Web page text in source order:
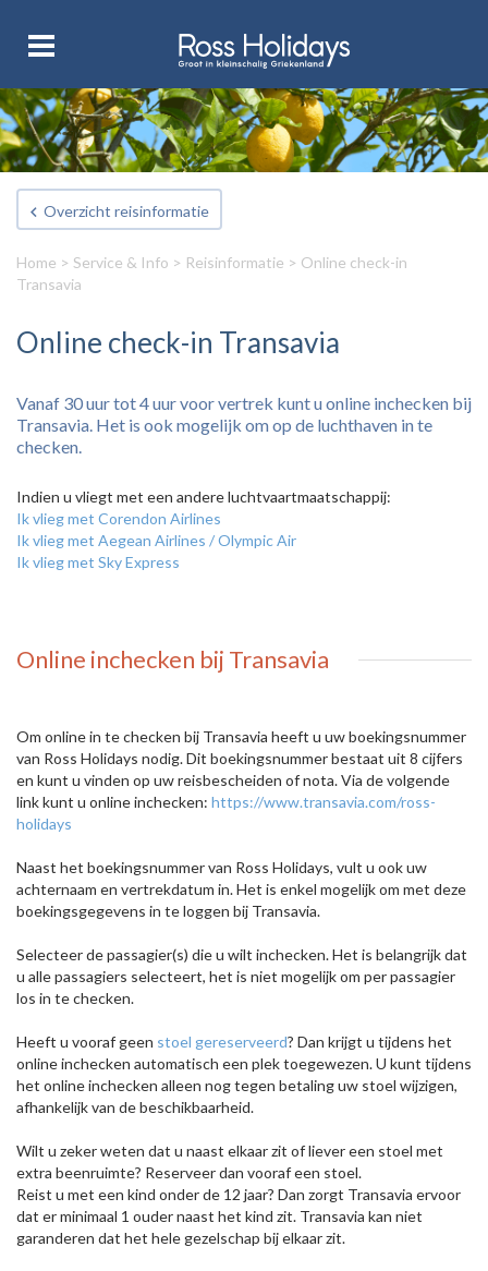
Overzicht reisinformatie
Home > Service & Info > Reisinformatie > Online check-in
Transavia
Online check-in Transavia
Vanaf 30 uur tot 4 uur voor vertrek kunt u online inchecken bij
Transavia. Het is ook mogelijk om op de luchthaven in te
checken.
Indien u vliegt met een andere luchtvaartmaatschappij:
Ik vlieg met Corendon Airlines
Ik vlieg met Aegean Airlines / Olympic Air
Ik vlieg met Sky Express
Online inchecken bij Transavia
Om online in te checken bij Transavia heeft u uw boekingsnummer
van Ross Holidays nodig. Dit boekingsnummer bestaat uit 8 cijfers
en kunt u vinden op uw reisbescheiden of nota. Via de volgende
link kunt u online inchecken: https://www.transavia.com/ross-
holidays
Naast het boekingsnummer van Ross Holidays, vult u ook uw
achternaam en vertrekdatum in. Het is enkel mogelijk om met deze
boekingsgegevens in te loggen bij Transavia.
Selecteer de passagier(s) die u wilt inchecken. Het is belangrijk dat
u alle passagiers selecteert, het is niet mogelijk om per passagier
los in te checken.
Heeft u vooraf geen stoel gereserveerd? Dan krijgt u tijdens het
online inchecken automatisch een plek toegewezen. U kunt tijdens
het online inchecken alleen nog tegen betaling uw stoel wijzigen,
afhankelijk van de beschikbaarheid.
Wilt u zeker weten dat u naast elkaar zit of liever een stoel met
extra beenruimte? Reserveer dan vooraf een stoel.
Reist u met een kind onder de 12 jaar? Dan zorgt Transavia ervoor
dat er minimaal 1 ouder naast het kind zit. Transavia kan niet
garanderen dat het hele gezelschap bij elkaar zit.